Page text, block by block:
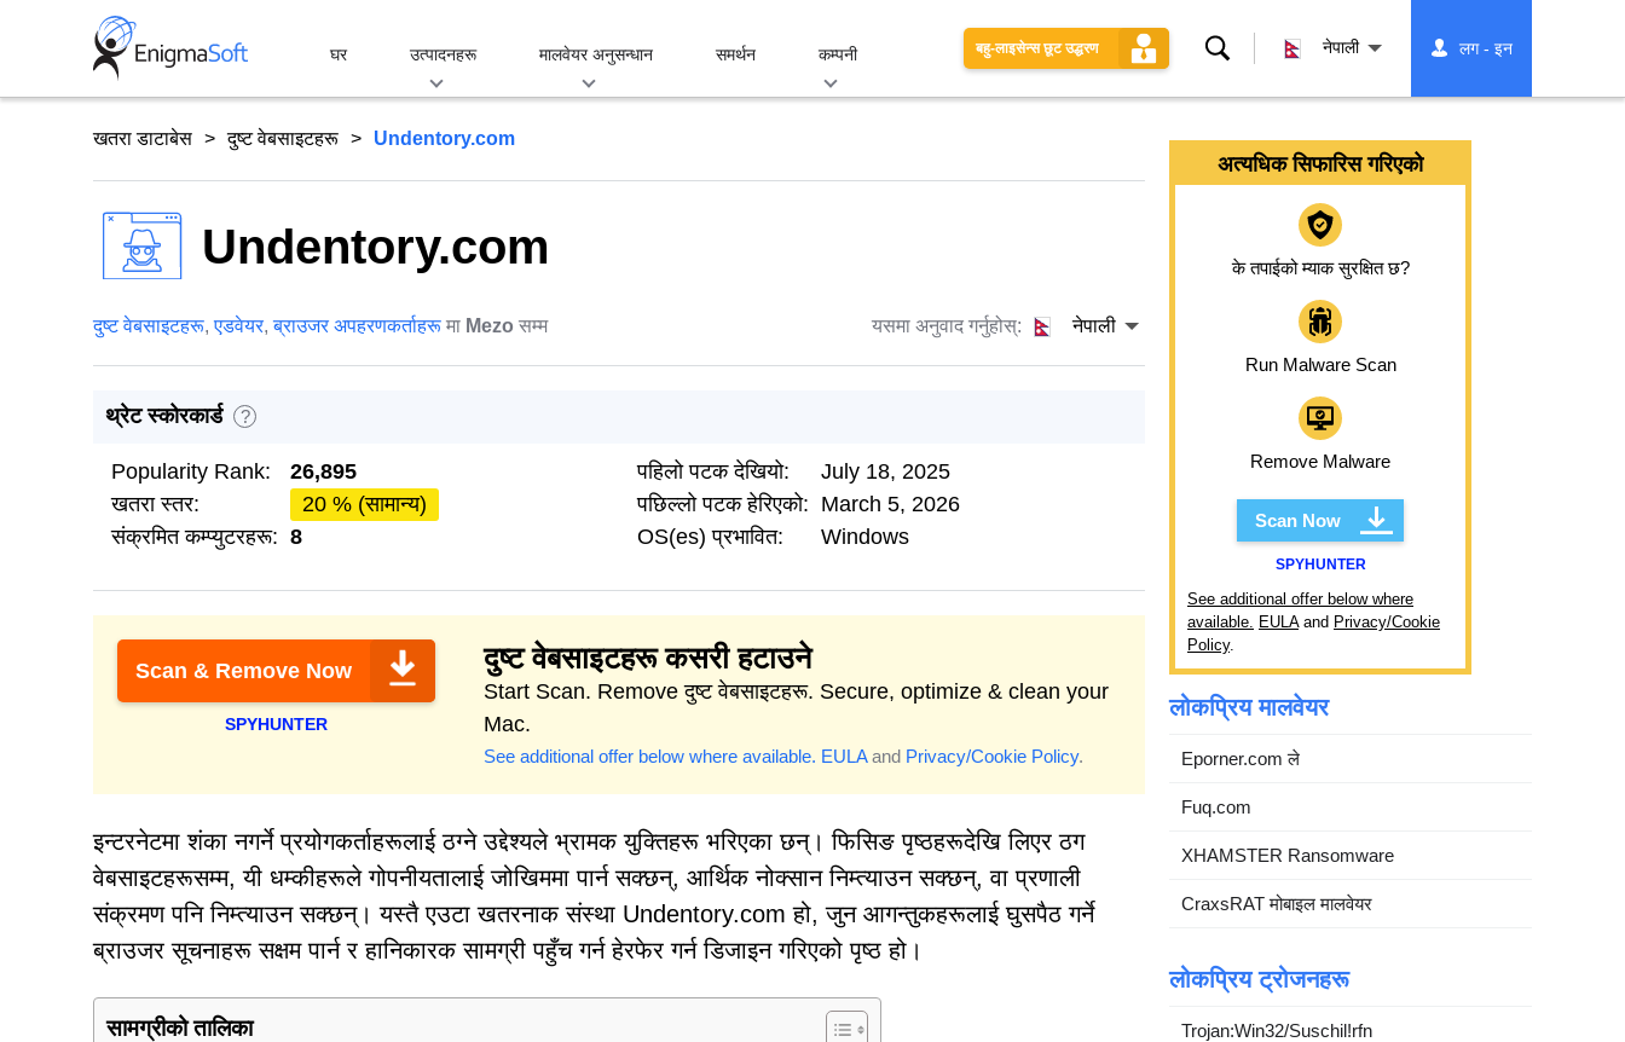
घर उत्पादनहरू मालवेयर अनुसन्धान समर्थन कम्पनी बहु-लाइसेन्स छूट उद्धरण खोज्नुहोस् नेपाली लग - इन
खतरा डाटाबेस दुष्ट वेबसाइटहरू Undentory.com
Undentory.com
दुष्ट वेबसाइटहरू,एडवेयर,ब्राउजर अपहरणकर्ताहरू मा Mezo सम्म यसमा अनुवाद गर्नुहोस्: नेपाली
थ्रेट स्कोरकार्ड ?
Popularity Rank:
26,895
खतरा स्तर:
20 % (सामान्य)
संक्रमित कम्प्युटरहरू: 8
पहिलो पटक देखियो:
July 18, 2025
पछिल्लो पटक हेरिएको: March 5, 2026
OS(es) प्रभावित:
Windows
Scan & Remove Now
SPYHUNTER
दुष्ट वेबसाइटहरू कसरी हटाउने
Start Scan. Remove दुष्ट वेबसाइटहरू. Secure, optimize & clean your
Mac.
See additional offer below where available. EULAand Privacy/Cookie Policy.
इन्टरनेटमा शंका नगर्ने प्रयोगकर्ताहरूलाई ठग्ने उद्देश्यले भ्रामक युक्तिहरू भरिएका छन्। फिसिङ पृष्ठहरूदेखि लिएर ठग
वेबसाइटहरूसम्म, यी धम्कीहरूले गोपनीयतालाई जोखिममा पार्न सक्छन्, आर्थिक नोक्सान निम्त्याउन सक्छन्, वा प्रणाली
संक्रमण पनि निम्त्याउन सक्छन्। यस्तै एउटा खतरनाक संस्था Undentory.com हो, जुन आगन्तुकहरूलाई घुसपैठ गर्ने
ब्राउजर सूचनाहरू सक्षम पार्न र हानिकारक सामग्री पहुँच गर्न हेरफेर गर्न डिजाइन गरिएको पृष्ठ हो।
सामग्रीको तालिका
अत्यधिक सिफारिस गरिएको
के तपाईको म्याक सुरक्षित छ?
Run Malware Scan
Remove Malware
Scan Now
SPYHUNTER
See additional offer below where
available. EULAand Privacy/Cookie
Policy.
लोकप्रिय मालवेयर
Eporner.com ले
Fuq.com
XHAMSTER Ransomware
CraxsRAT मोबाइल मालवेयर
लोकप्रिय ट्रोजनहरू
Trojan:Win32/Suschil!rfn